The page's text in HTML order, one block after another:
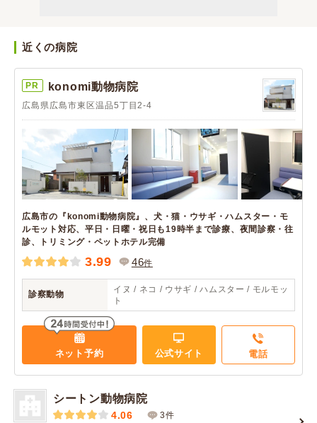
近くの病院
PR konomi動物病院
広島県広島市東区温品5丁目2-4
広島市の『konomi動物病院』、犬・猫・ウサギ・ハムスター・モ
ルモット対応、平日・日曜・祝日も19時半まで診療、夜間診察・往
診、トリミング・ペットホテル完備
3.99 46件
診察動物
イヌ / ネコ / ウサギ / ハムスター / モルモッ
ト
ネット予約 公式サイト 電話
シートン動物病院
4.06 3件